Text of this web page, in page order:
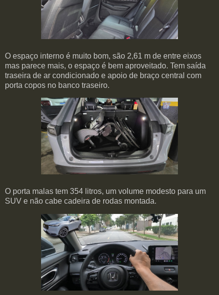
O espaço interno é muito bom, são 2,61 m de entre eixos
mas parece mais, o espaço é bem aproveitado. Tem saída
traseira de ar condicionado e apoio de braço central com
porta copos no banco traseiro.
O porta malas tem 354 litros, um volume modesto para um
SUV e não cabe cadeira de rodas montada.